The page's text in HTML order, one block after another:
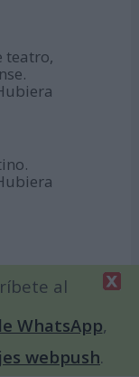
teatro,
al
WhatsApp,
webpush.